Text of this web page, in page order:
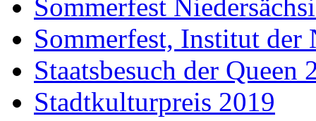
Sommerfest
Sommerfest, Institut der
Staatsbesuch der Queen
Stadtkulturpreis 2019